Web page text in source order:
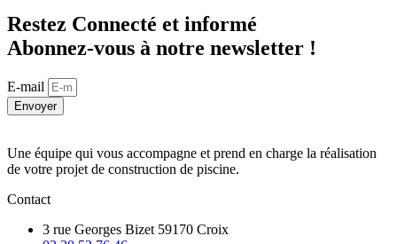
Restez Connecté et informé
Abonnez-vous à notre newsletter !
E-mail
Envoyer
Une équipe qui vous accompagne et prend en charge la réalisation
de votre projet de construction de piscine.
Contact
3 rue Georges Bizet 59170 Croix